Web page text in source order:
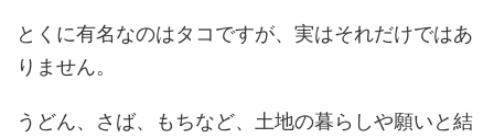
とくに有名なのはタコですが、実はそれだけではあ
りません。
うどん、さば、もちなど、土地の暮らしや願いと結